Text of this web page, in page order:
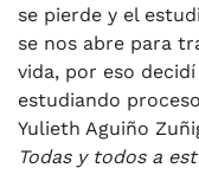
se pierde y el
se nos abre para
vida, por eso
estudiando
Yulieth Aguiño
Todas y todos a